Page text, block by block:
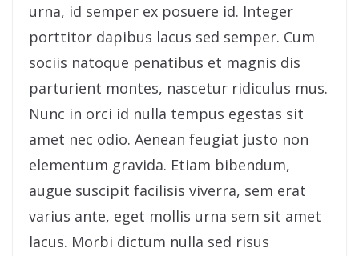
urna, id semper ex posuere id. Integer
porttitor dapibus lacus sed semper. Cum
sociis natoque penatibus et magnis dis
parturient montes, nascetur ridiculus mus.
Nunc in orci id nulla tempus egestas sit
amet nec odio. Aenean feugiat justo non
elementum gravida. Etiam bibendum,
augue suscipit facilisis viverra, sem erat
varius ante, eget mollis urna sem sit amet
lacus. Morbi dictum nulla sed risus